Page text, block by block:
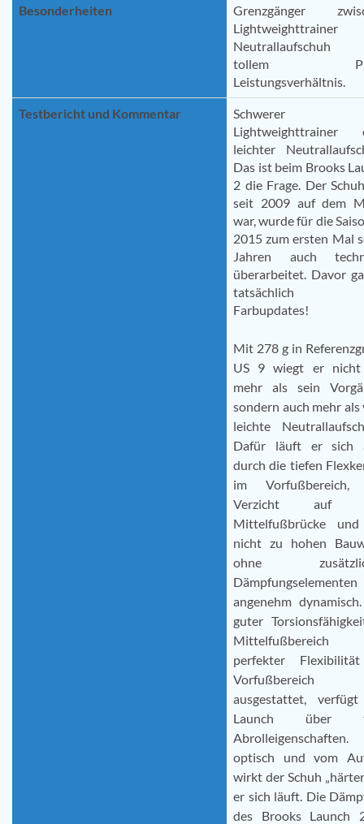
Besonderheiten
Grenzgänger
Lightweighttrainer
tollem
Leistungsverhältnis.
Testbericht und Kommentar
Schwerer
Lightweighttrainer
leichter
Das ist beim Brooks
2 die Frage. Der
seit 2009 auf dem
war, wurde für die
2015 zum ersten Mal
Jahren auch
überarbeitet. Davor
tatsächlich
Farbupdates!
Mit 278 g in
US 9 wiegt er
mehr als sein
sondern auch mehr als
leichte
Dafür läuft er sich
durch die tiefen
im Vorfußbereich,
Verzicht auf
Mittelfußbrücke
nicht zu hohen
ohne
Dämpfungselementen
angenehm
guter
Mittelfußbereich
perfekter
Vorfußbereich
ausgestattet,
Launch über
Abrolleigenschaften.
optisch und vom
wirkt der Schuh
er sich läuft. Die
des Brooks Launch